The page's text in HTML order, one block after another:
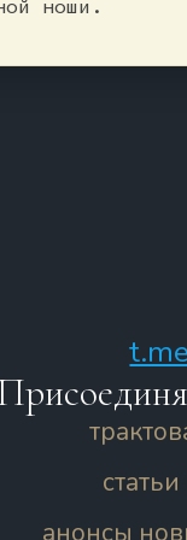
ноши.
анонсы